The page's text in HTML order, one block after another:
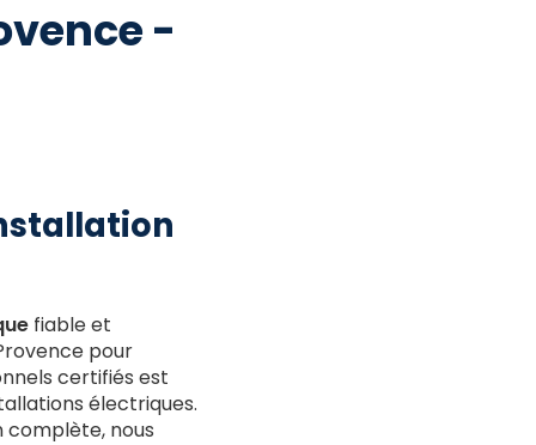
-
fiable et
pour
certifiés est
électriques.
complète, nous